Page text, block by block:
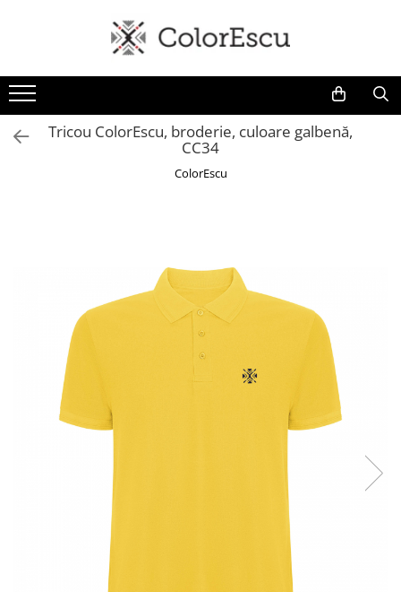
Toate produsele
Tricouri
Tricouri bărbați
Tricouri damă
Bluze si hanorace bărbați
Bluze si hanorace damă
Bluze de trening | Bluze tehnice
Pantaloni
Șepci și căciuli
Accesorii
Simboluri tradiționale
Tricouri cu mesaje de bine
Tricouri de poveste
Tricou ColorEscu, broderie, culoare galbenă,
CC34
ColorEscu